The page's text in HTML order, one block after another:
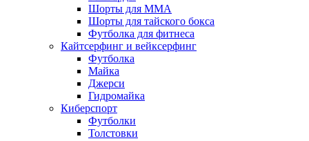
Шорты для MMA
Шорты для тайского бокса
Футболка для фитнеса
Кайтсерфинг и вейксерфинг
Футболка
Майка
Джерси
Гидромайка
Киберспорт
Футболки
Толстовки